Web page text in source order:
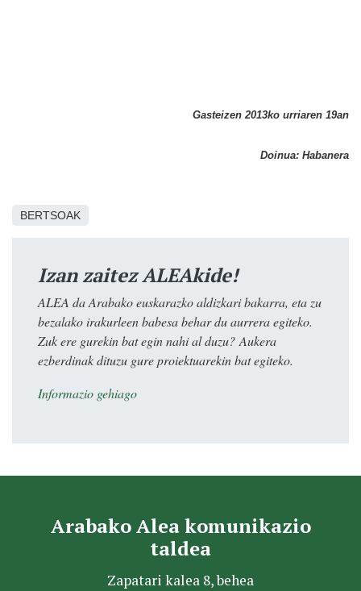
Gasteizen 2013ko urriaren 19an
Doinua: Habanera
BERTSOAK
Izan zaitez ALEAkide!
ALEA da Arabako euskarazko aldizkari bakarra, eta zu
bezalako irakurleen babesa behar du aurrera egiteko.
Zuk ere gurekin bat egin nahi al duzu? Aukera
ezberdinak dituzu gure proiektuarekin bat egiteko.
Informazio gehiago
Arabako Alea komunikazio
taldea
Zapatari kalea 8, behea